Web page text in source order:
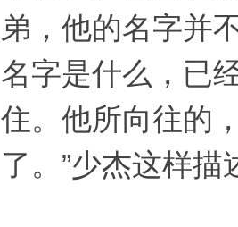
弟，他的名字并
名字是什么，已
住。他所向往的
了。”少杰这样